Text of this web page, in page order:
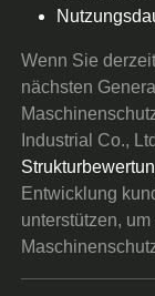
Wenn Sie
nächsten
Industrial Co.,
Entwicklung
unterstützen,